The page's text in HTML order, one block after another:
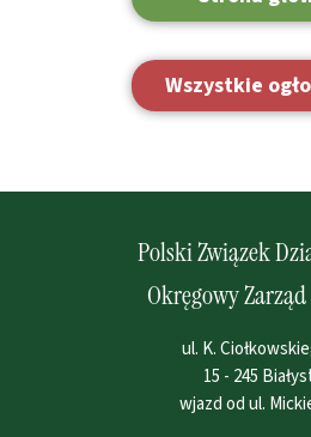
Wszystkie
Polski Związek
Okręgowy
ul. K.
15 - 245
wjazd od ul.